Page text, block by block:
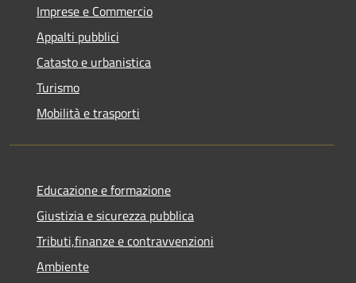
Imprese e Commercio
Appalti pubblici
Catasto e urbanistica
Turismo
Mobilità e trasporti
Educazione e formazione
Giustizia e sicurezza pubblica
Tributi,finanze e contravvenzioni
Ambiente